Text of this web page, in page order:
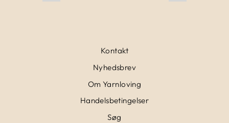
Kontakt
Nyhedsbrev
Om Yarnloving
Handelsbetingelser
Søg